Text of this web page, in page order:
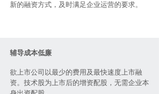
辅导成本低廉
欲上市公司以最少的费用及最快速度上市融
资。技术股为上市后的增资配股，无需企业本
新的融资方式，及时满足企业运营的要求。